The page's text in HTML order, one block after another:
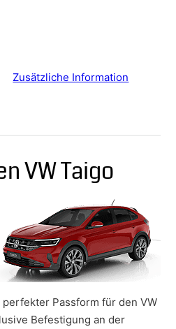
Zusätzliche Information
VW Taigo
Passform für den VW
Befestigung an der